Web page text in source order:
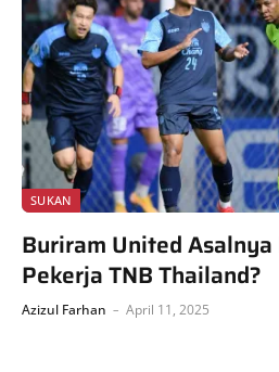
SUKAN
Buriram United Asalnya
Pekerja TNB Thailand?
Azizul Farhan April 11, 2025